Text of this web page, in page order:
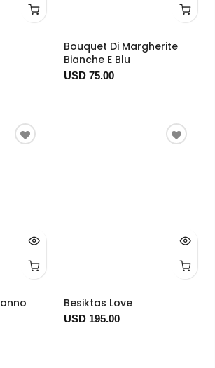
Bouquet Di Margherite
Bianche E Blu
USD 75.00
Besiktas Love
USD 195.00